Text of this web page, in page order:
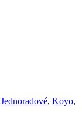
Jednoradové, Koyo,